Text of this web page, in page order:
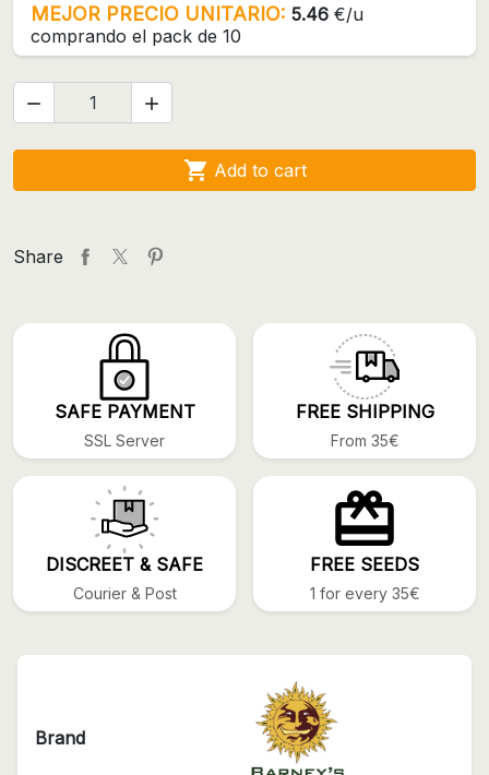
MEJOR PRECIO UNITARIO: 5.46 €/u
comprando el pack de 10
 
 Add to cart
Share
SAFE PAYMENT
SSL Server
FREE SHIPPING
From 35€
DISCREET & SAFE
Courier & Post
FREE SEEDS
1 for every 35€
Brand